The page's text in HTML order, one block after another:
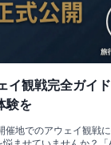
イ観戦完全ガイ
験を
催地でのアウェイ観戦